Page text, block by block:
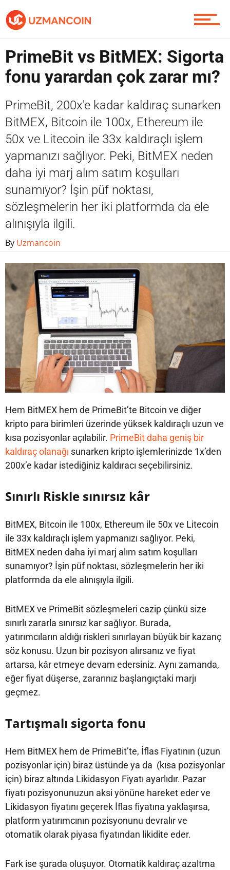
Soru Sor
Contact / İletişim
PrimeBit vs BitMEX: Sigorta
fonu yarardan çok zarar mı?
PrimeBit, 200x'e kadar kaldıraç sunarken
BitMEX, Bitcoin ile 100x, Ethereum ile
50x ve Litecoin ile 33x kaldıraçlı işlem
yapmanızı sağlıyor. Peki, BitMEX neden
daha iyi marj alım satım koşulları
sunamıyor? İşin püf noktası,
sözleşmelerin her iki platformda da ele
alınışıyla ilgili.
By Uzmancoin
Hem BitMEX hem de PrimeBit’te Bitcoin ve diğer
kripto para birimleri üzerinde yüksek kaldıraçlı uzun ve
kısa pozisyonlar açılabilir. PrimeBit daha geniş bir
kaldıraç olanağı sunarken kripto işlemlerinizde 1x’den
200x’e kadar istediğiniz kaldıracı seçebilirsiniz.
Sınırlı Riskle sınırsız kâr
BitMEX, Bitcoin ile 100x, Ethereum ile 50x ve Litecoin
ile 33x kaldıraçlı işlem yapmanızı sağlıyor. Peki,
BitMEX neden daha iyi marj alım satım koşulları
sunamıyor? İşin püf noktası, sözleşmelerin her iki
platformda da ele alınışıyla ilgili.
BitMEX ve PrimeBit sözleşmeleri cazip çünkü size
sınırlı zararla sınırsız kar sağlıyor. Burada,
yatırımcıların aldığı riskleri sınırlayan büyük bir kazanç
söz konusu. Uzun bir pozisyon alırsanız ve fiyat
artarsa, kâr etmeye devam edersiniz. Aynı zamanda,
eğer fiyat düşerse, zararınız başlangıçtaki marjı
geçmez.
Tartışmalı sigorta fonu
Hem BitMEX hem de PrimeBit’te, İflas Fiyatının (uzun
pozisyonlar için) biraz üstünde ya da (kısa pozisyonlar
için) biraz altında Likidasyon Fiyatı ayarlıdır. Pazar
fiyatı pozisyonunuzun aksi yönüne hareket eder ve
Likidasyon fiyatını geçerek İflas fiyatına yaklaşırsa,
platform yatırımcının pozisyonunu devralır ve
otomatik olarak piyasa fiyatından likidite eder.
Fark ise şurada oluşuyor. Otomatik kaldıraç azaltma